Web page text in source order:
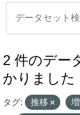
2 件のデー
かりました
タグ: 推移